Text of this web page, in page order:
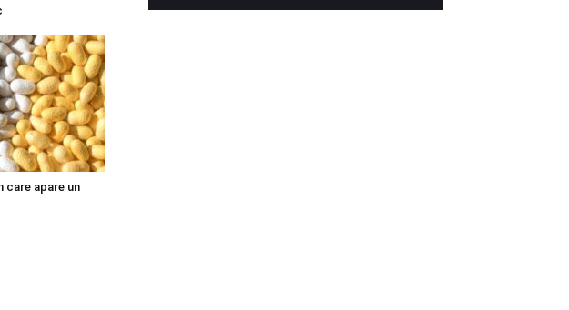
care apare un